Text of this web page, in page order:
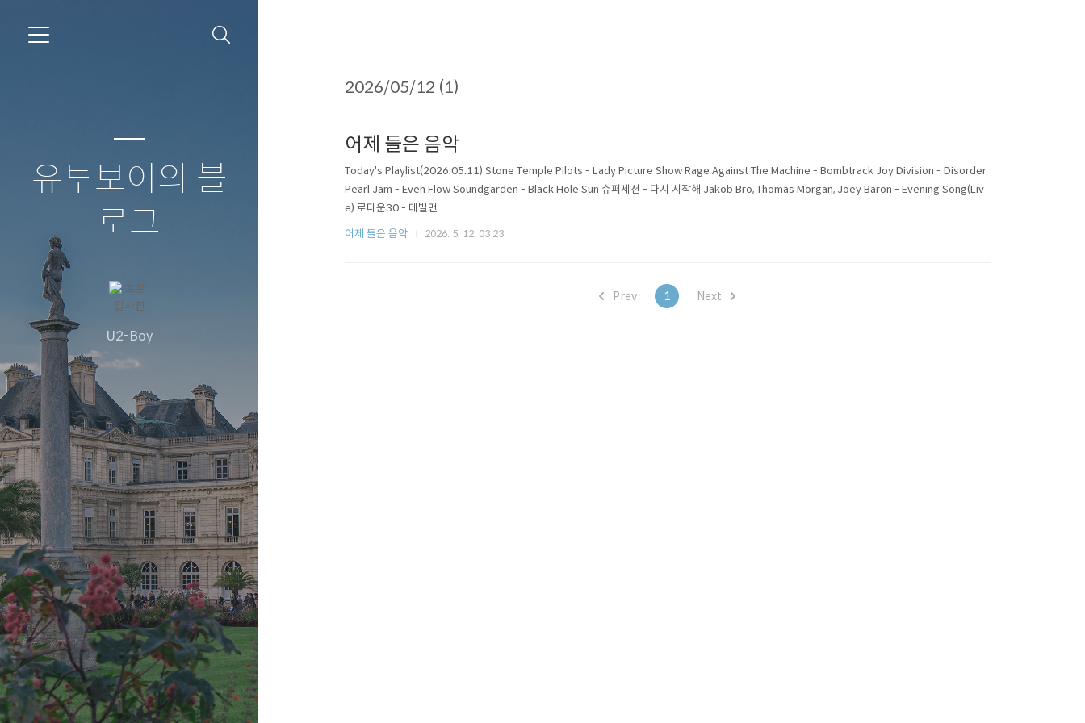
유투보이의 블
로그
U2-Boy
2026/05/12 (1)
어제 들은 음악
Today's Playlist(2026.05.11) Stone Temple Pilots - Lady Picture Show Rage Against The Machine - Bombtrack Joy Division - Disorder
Pearl Jam - Even Flow Soundgarden - Black Hole Sun 슈퍼세션 - 다시 시작해 Jakob Bro, Thomas Morgan, Joey Baron - Evening Song(Liv
e) 로다운30 - 데빌맨
어제 들은 음악
2026. 5. 12. 03:23
Prev 1 Next